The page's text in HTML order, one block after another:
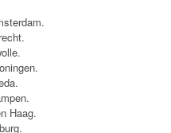
Haag.